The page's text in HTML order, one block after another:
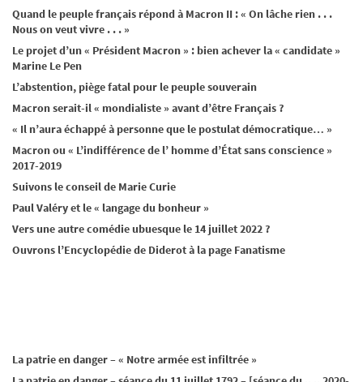
Quand le peuple français répond à Macron II : « On lâche rien . . .
Nous on veut vivre . . . »
Le projet d’un « Président Macron » : bien achever la « candidate »
Marine Le Pen
L’abstention, piège fatal pour le peuple souverain
Macron serait-il « mondialiste » avant d’être Français ?
« Il n’aura échappé à personne que le postulat démocratique… »
Macron ou « L’indifférence de l’ homme d’État sans conscience »
2017-2019
Suivons le conseil de Marie Curie
Paul Valéry et le « langage du bonheur »
Vers une autre comédie ubuesque le 14 juillet 2022 ?
Ouvrons l’Encyclopédie de Diderot à la page Fanatisme
La patrie en danger – « Notre armée est infiltrée »